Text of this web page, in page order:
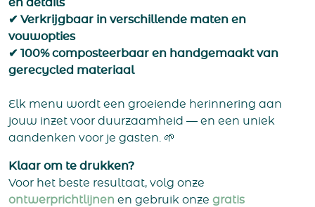
en details
✔ Verkrijgbaar in verschillende maten en
vouwopties
✔ 100% composteerbaar en handgemaakt van
gerecycled materiaal
Elk menu wordt een groeiende herinnering aan
jouw inzet voor duurzaamheid — en een uniek
aandenken voor je gasten. 🌱
Klaar om te drukken?
Voor het beste resultaat, volg onze
ontwerprichtlijnen en gebruik onze gratis